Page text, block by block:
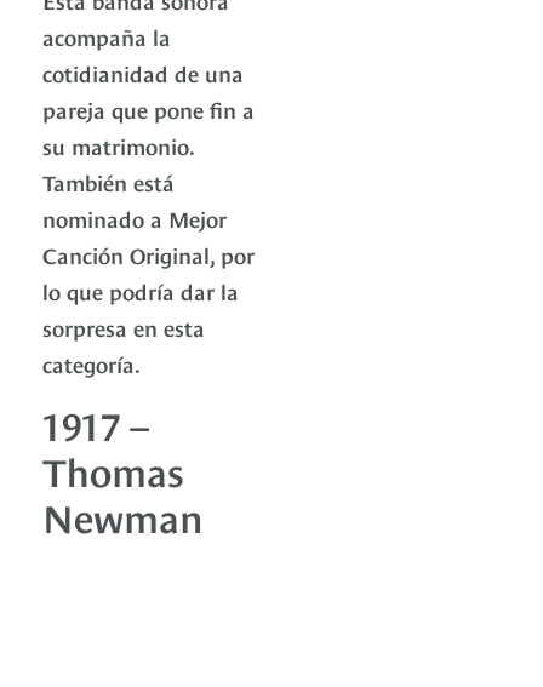
acompaña la
cotidianidad de una
pareja que pone fin a
su matrimonio.
También está
nominado a Mejor
Canción Original, por
lo que podría dar la
sorpresa en esta
categoría.
1917 –
Thomas
Newman